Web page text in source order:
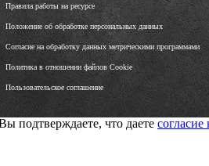
Правила работы на ресурсе
Положение об обработке персональных данных
Согласие на обработку данных метрическими программами
Политика в отношении файлов Cookie
Пользовательское соглашение
подтверждаете, что даете